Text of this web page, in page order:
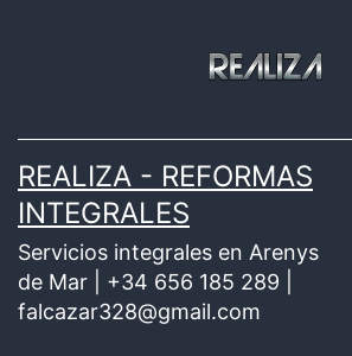
REALIZA - REFORMAS
INTEGRALES
Servicios integrales en Arenys
de Mar | +34 656 185 289 |
falcazar328@gmail.com